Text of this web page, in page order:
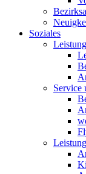
Soziales
Service